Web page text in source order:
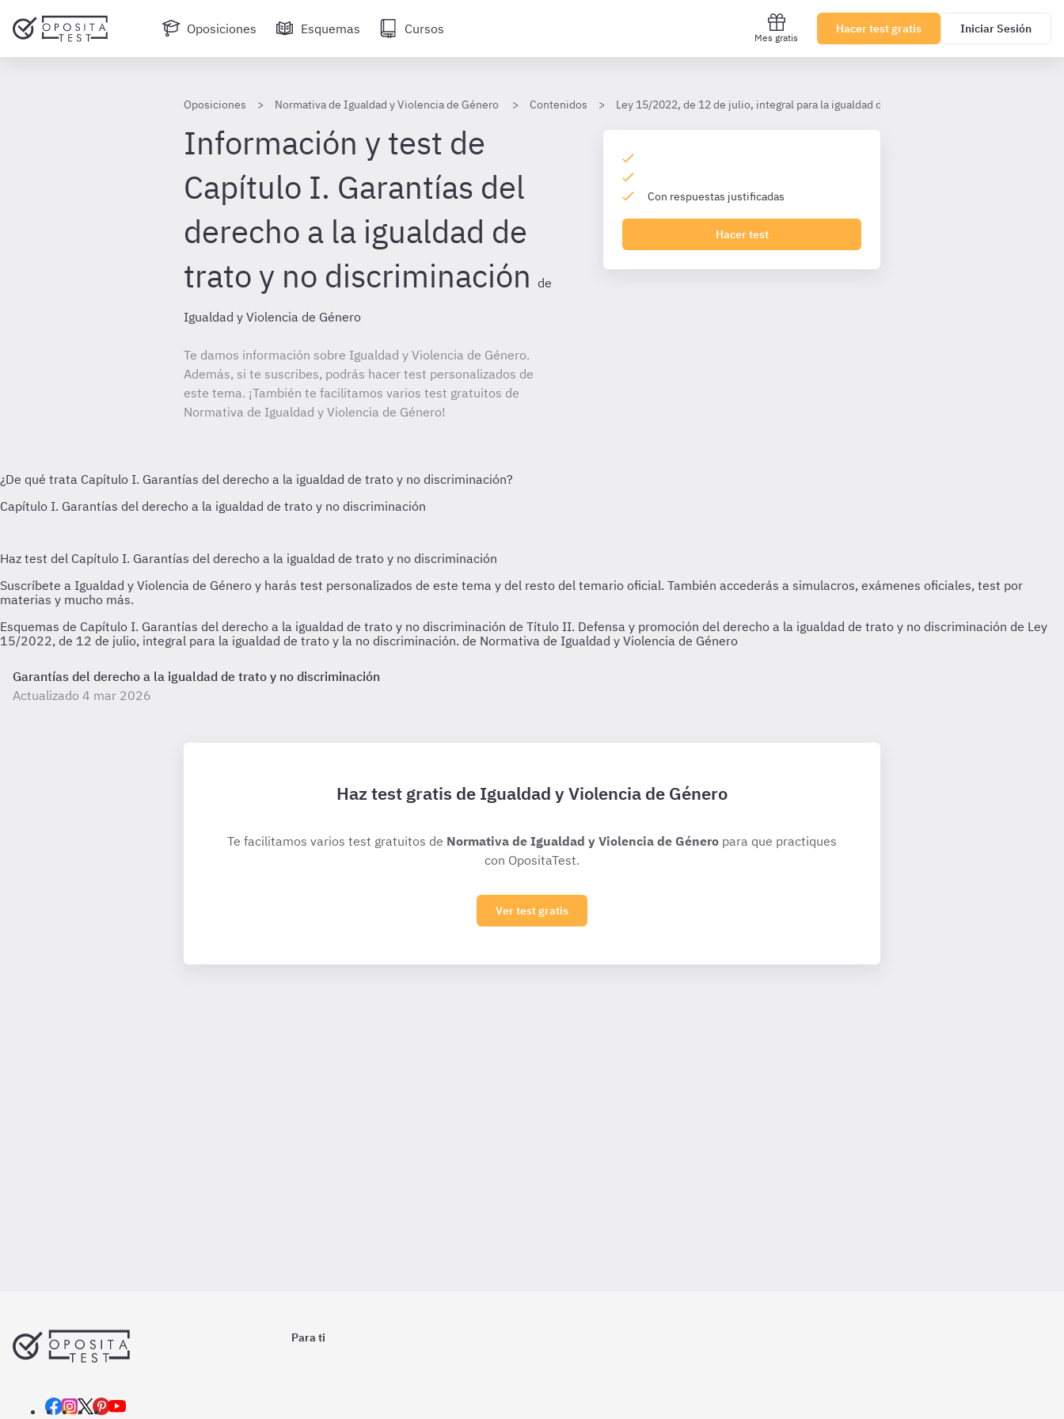
Oposiciones Esquemas Cursos
Mes gratis
Hacer test gratis Iniciar Sesión
Oposiciones Normativa de Igualdad y Violencia de Género Contenidos Ley 15/2022, de 12 de julio, integral para la igualdad de trato y la no discriminación.
Información y test de
Capítulo I. Garantías del
derecho a la igualdad de
trato y no discriminación de
Igualdad y Violencia de Género
Te damos información sobre Igualdad y Violencia de Género.
Además, si te suscribes, podrás hacer test personalizados de
este tema. ¡También te facilitamos varios test gratuitos de
Normativa de Igualdad y Violencia de Género!
Con respuestas justificadas
Hacer test
Esquemas de Capítulo I. Garantías del derecho a la igualdad de trato y no discriminación de Título II. Defensa y promoción del derecho a la igualdad de trato y no discriminación de Ley
15/2022, de 12 de julio, integral para la igualdad de trato y la no discriminación. de Normativa de Igualdad y Violencia de Género
Garantías del derecho a la igualdad de trato y no discriminación
Actualizado 4 mar 2026
Haz test gratis de Igualdad y Violencia de Género
Te facilitamos varios test gratuitos de Normativa de Igualdad y Violencia de Género para que practiques
con OpositaTest.
Ver test gratis
Para ti